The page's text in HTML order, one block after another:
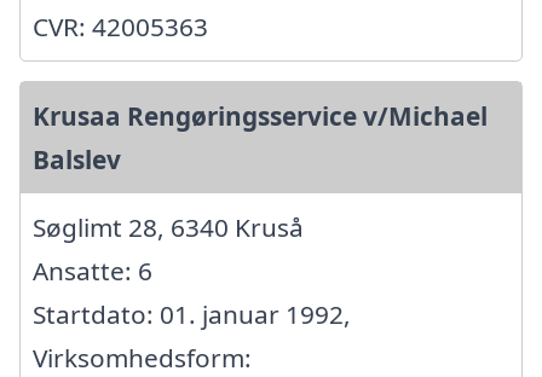
CVR: 42005363
Krusaa Rengøringsservice v/Michael
Balslev
Søglimt 28, 6340 Kruså
Ansatte: 6
Startdato: 01. januar 1992,
Virksomhedsform: